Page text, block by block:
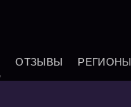
ОТЗЫВЫ РЕГИОНЫ